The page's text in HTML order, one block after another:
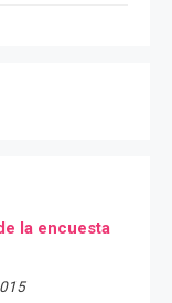
la encuesta